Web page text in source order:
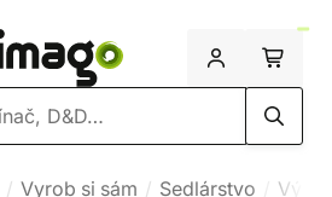
Vyrob si sám Sedlárstvo